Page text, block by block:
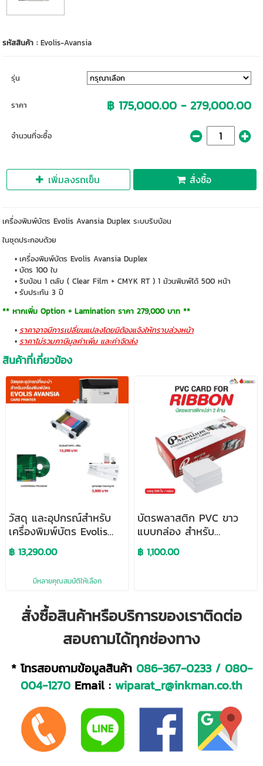
รหัสสินค้า :Evolis-Avansia
รุ่น
ราคา ฿ 175,000.00 - 279,000.00
จำนวนที่จะซื้อ
เพิ่มลงรถเข็น สั่งซื้อ
เครื่องพิมพ์บัตร Evolis Avansia Duplex ระบบริบบ้อน
ในชุดประกอบด้วย
เครื่องพิมพ์บัตร Evolis Avansia Duplex
บัตร 100 ใบ
ริบบ้อน 1 ตลับ ( Clear Film + CMYK RT ) 1 ม้วนพิมพ์ได้ 500 หน้า
รับประกัน 3 ปี
** หากเพิ่ม Option + Lamination ราคา 279,000 บาท **
ราคาอาจมีการเปลี่ยนแปลงโดยมิต้องแจ้งให้ทราบล่วงหน้า
ราคาไม่รวมภาษีมูลค่าเพิ่ม และค่าจัดส่ง
สินค้าที่เกี่ยวข้อง
วัสดุ และอุปกรณ์สำหรับ
เครื่องพิมพ์บัตร Evolis
Avansia
฿ 13,290.00
มีหลายคุณสมบัติให้เลือก
บัตรพลาสติก PVC ขาว
แบบกล่อง สำหรับ
เครื่องพิมพ์บัตร Ribbon
บรรจุ 250 ใบ/กล่อง
฿ 1,100.00
สั่งซื้อสินค้าหรือบริการของเราติดต่อ
สอบถามได้ทุกช่องทาง
* โทรสอบถามข้อมูลสินค้า 086-367-0233/ 080-
004-1270 Email : wiparat_r@inkman.co.th